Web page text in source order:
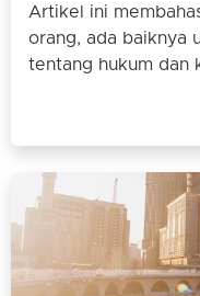
Artikel ini
orang, ada baiknya
tentang hukum dan